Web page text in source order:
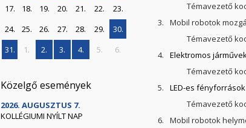
17.
18. 19. 20. 21. 22.
23.
24.
25. 26. 27. 28. 29.
30.
31.
1. 2. 3. 4. 5. 6.
Közelgő események
2026. AUGUSZTUS 7.
KOLLÉGIUMI NYÍLT NAP
Témavezető
3.
Mobil robotok
Témavezető
4.
Elektromos
Témavezető
5.
LED-es
Témavezető
6.
Mobil robotok